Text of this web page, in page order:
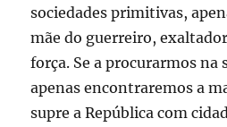
sociedades primitivas,
mãe do guerreiro,
força. Se a procurarmos na
apenas encontraremos a
supre a República com